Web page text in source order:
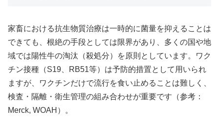
家畜における抗生物質治療は一時的に菌量を抑えることは
できても、根絶の手段としては限界があり、多くの国や地
域では陽性牛の淘汰（殺処分）を原則としています。ワク
チン接種（S19、RB51等）は予防的措置として用いられ
ますが、ワクチンだけで流行を食い止めることは難しく、
検査・隔離・衛生管理の組み合わせが重要です（参考：
Merck, WOAH）。